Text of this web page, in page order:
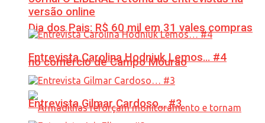
Dia dos Pais: R$ 60 mil em 31 vales compras
no comércio de Campo Mourão
versão online
Entrevista Carolina Hodniuk Lemos… #4
Entrevista Gilmar Cardoso… #3